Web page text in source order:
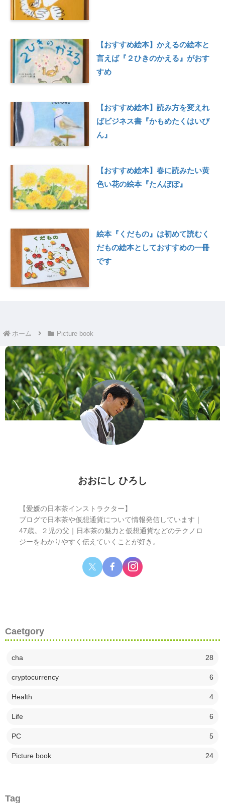
【おすすめ絵本】かえるの絵本と
言えば『２ひきのかえる』がおす
すめ
【おすすめ絵本】読み方を変えれ
ばビジネス書『かもめたくはいび
ん』
【おすすめ絵本】春に読みたい黄
色い花の絵本『たんぽぽ』
絵本『くだもの』は初めて読むく
だもの絵本としておすすめの一冊
です
ホーム Picture book
おおにし ひろし
【愛媛の日本茶インストラクター】
ブログで日本茶や仮想通貨について情報発信しています｜
47歳。２児の父｜日本茶の魅力と仮想通貨などのテクノロ
ジーをわかりやすく伝えていくことが好き。
Caetgory
cha 28
cryptocurrency 6
Health 4
Life 6
PC 5
Picture book 24
Tag